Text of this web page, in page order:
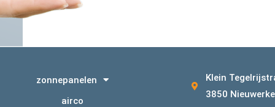
zonnepanelen
airco
Klein
3850